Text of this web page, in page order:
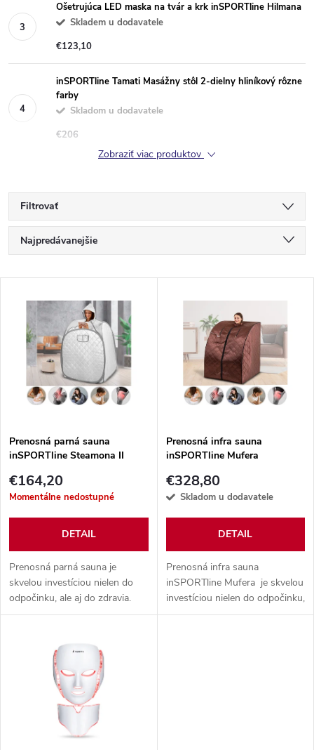
Ošetrujúca LED maska na tvár a krk inSPORTline Hilmana
Skladem u dodavatele
€123,10
inSPORTline Tamati Masážny stôl 2-dielny hliníkový rôzne
farby
Skladom u dodavatele
€206
Zobraziť viac produktov
Filtrovať
R
a
e
p
r
o
d
Najpredávanejšie
Abecedne
V
s
p
r
d
u
Prenosná parná sauna
inSPORTline Steamona II
€164,20
Momentálne nedostupné
DETAIL
Prenosná parná sauna je
skvelou investíciou nielen do
odpočinku, ale aj do zdravia.
Možnosť si kedykoľvek zájsť do
dobu spa centier, to je úplne
Prenosná infra sauna
inSPORTline Mufera
€328,80
Skladom u dodavatele
DETAIL
Prenosná infra sauna
inSPORTline Mufera je skvelou
investíciou nielen do odpočinku,
ale aj do zdravia. Možnosť si